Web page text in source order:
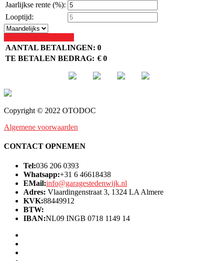
Jaarlijkse rente (%):
Looptijd:
AANTAL BETALINGEN: 0
TE BETALEN BEDRAG: € 0
Copyright © 2022 OTODOC
Algemene voorwaarden
CONTACT OPNEMEN
Tel:036 206 0393
Whatsapp:+31 6 46618438
EMail:info@garagestedenwijk.nl
Adres: Vlaardingenstraat 3, 1324 LA Almere
KVK:88449912
BTW:
IBAN:NL09 INGB 0718 1149 14